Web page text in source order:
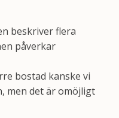
beskriver flera
påverkar
bostad kanske vi
men det är omöjligt